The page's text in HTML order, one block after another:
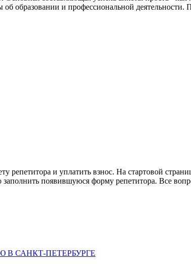
образовании и профессиональной деятельности.
репетитора и уплатить взнос. На стартовой
появившуюся форму репетитора. Все
САНКТ-ПЕТЕРБУРГЕ